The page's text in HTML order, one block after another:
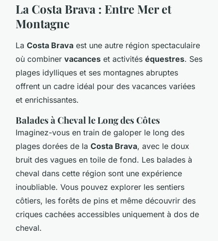
La Costa Brava : Entre Mer et
Montagne
La Costa Brava est une autre région spectaculaire
où combiner vacances et activités équestres. Ses
plages idylliques et ses montagnes abruptes
offrent un cadre idéal pour des vacances variées
et enrichissantes.
Balades à Cheval le Long des Côtes
Imaginez-vous en train de galoper le long des
plages dorées de la Costa Brava, avec le doux
bruit des vagues en toile de fond. Les balades à
cheval dans cette région sont une expérience
inoubliable. Vous pouvez explorer les sentiers
côtiers, les forêts de pins et même découvrir des
criques cachées accessibles uniquement à dos de
cheval.